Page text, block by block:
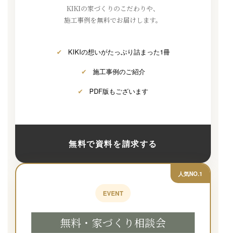
KIKIの家づくりのこだわりや、
施工事例を無料でお届けします。
✔ KIKIの想いがたっぷり詰まった1冊
✔ 施工事例のご紹介
✔ PDF版もございます
無料で資料を請求する
人気NO.1
EVENT
無料・家づくり相談会